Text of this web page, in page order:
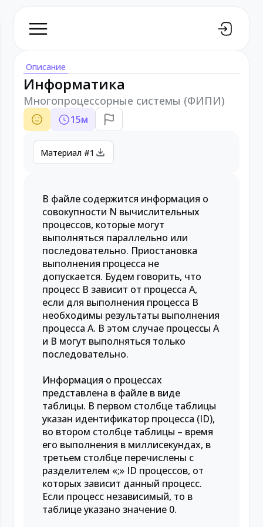
Описание
Информатика
Многопроцессорные системы (ФИПИ)
15м
Материал #1
В файле содержится информация о
совокупности N вычислительных
процессов, которые могут
выполняться параллельно или
последовательно. Приостановка
выполнения процесса не
допускается. Будем говорить, что
процесс B зависит от процесса A,
если для выполнения процесса B
необходимы результаты выполнения
процесса A. В этом случае процессы A
и B могут выполняться только
последовательно.
Информация о процессах
представлена в файле в виде
таблицы. В первом столбце таблицы
указан идентификатор процесса (ID),
во втором столбце таблицы – время
его выполнения в миллисекундах, в
третьем столбце перечислены с
разделителем «;» ID процессов, от
которых зависит данный процесс.
Если процесс независимый, то в
таблице указано значение 0.